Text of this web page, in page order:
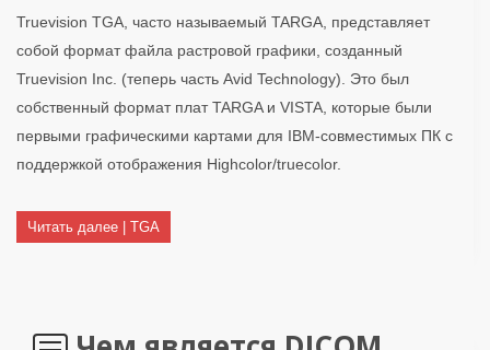
Truevision TGA, часто называемый TARGA, представляет
собой формат файла растровой графики, созданный
Truevision Inc. (теперь часть Avid Technology). Это был
собственный формат плат TARGA и VISTA, которые были
первыми графическими картами для IBM-совместимых ПК с
поддержкой отображения Highcolor/truecolor.
Читать далее | TGA